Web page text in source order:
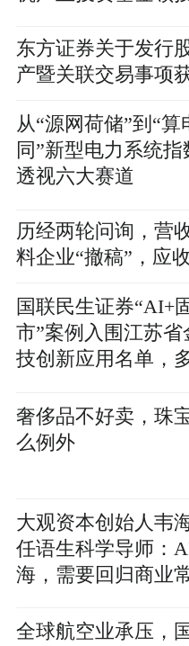
东方证券关于发行
产暨关联交易事项
从“源网荷储”到“算
同”新型电力系统指
透视六大赛道
历经两轮问询，营
料企业“撤稿”，应
问”
国联民生证券“AI+
市”案例入围江苏省
技创新应用名单，
会
奢侈品不好卖，珠
么例外
大观资本创始人韦
任语生科学导师：
海，需要回归商业
全球航空业承压，